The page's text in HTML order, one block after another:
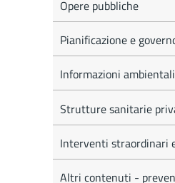
Opere pubbliche
Pianificazione e
Informazioni ambientali
Strutture sanitarie
Interventi straordinari
Altri contenuti -